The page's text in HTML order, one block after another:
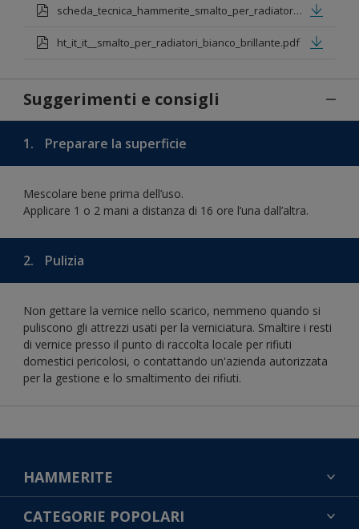
scheda_tecnica_hammerite_smalto_per_radiatori.pdf
ht_it_it__smalto_per_radiatori_bianco_brillante.pdf
Suggerimenti e consigli
1. Preparare la superficie
Mescolare bene prima dell’uso.
Applicare 1 o 2 mani a distanza di 16 ore l’una dall’altra.
2. Pulizia
Non gettare la vernice nello scarico, nemmeno quando si
puliscono gli attrezzi usati per la verniciatura. Smaltire i resti
di vernice presso il punto di raccolta locale per rifiuti
domestici pericolosi, o contattando un'azienda autorizzata
per la gestione e lo smaltimento dei rifiuti.
HAMMERITE
TROVA UN COLORE
CATEGORIE POPOLARI